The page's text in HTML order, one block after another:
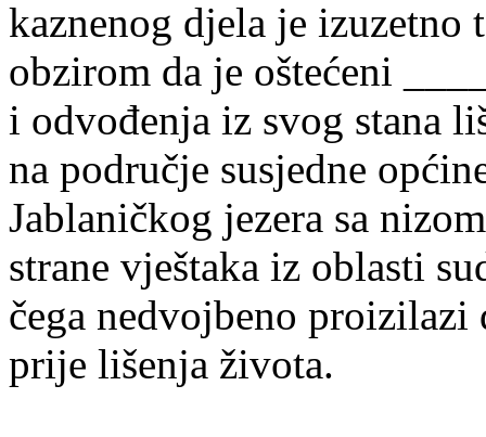
kaznenog djela je izuzetno
obzirom da je oštećeni
i odvođenja iz svog stana
na područje susjedne
Jablaničkog jezera sa
strane vještaka iz oblasti
čega nedvojbeno proizilazi
prije lišenja života.